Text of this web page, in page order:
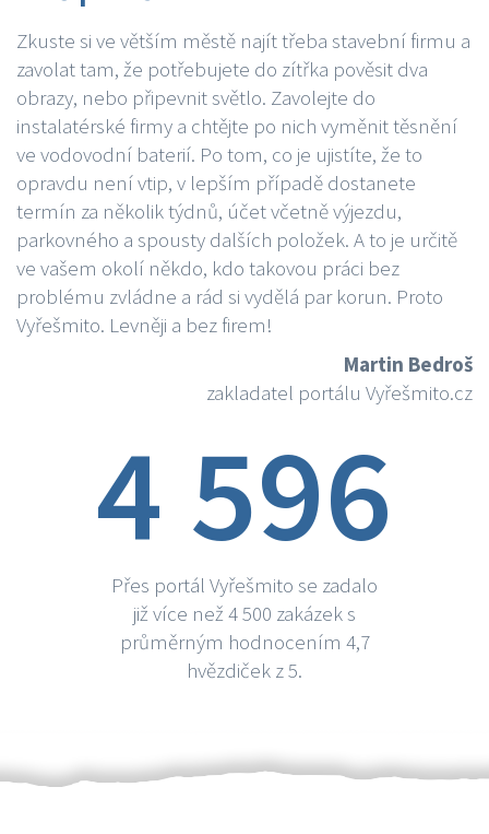
Zkuste si ve větším městě najít třeba stavební firmu a
zavolat tam, že potřebujete do zítřka pověsit dva
obrazy, nebo připevnit světlo. Zavolejte do
instalatérské firmy a chtějte po nich vyměnit těsnění
ve vodovodní baterií. Po tom, co je ujistíte, že to
opravdu není vtip, v lepším případě dostanete
termín za několik týdnů, účet včetně výjezdu,
parkovného a spousty dalších položek. A to je určitě
ve vašem okolí někdo, kdo takovou práci bez
problému zvládne a rád si vydělá par korun. Proto
Vyřešmito. Levněji a bez firem!
Martin Bedroš
zakladatel portálu Vyřešmito.cz
4 596
Přes portál Vyřešmito se zadalo
již více než 4 500 zakázek s
průměrným hodnocením 4,7
hvězdiček z 5.